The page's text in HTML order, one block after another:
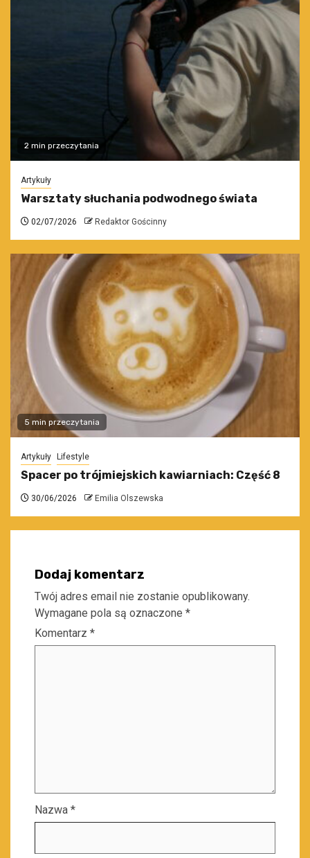
2 min przeczytania
Artykuły
Warsztaty słuchania podwodnego świata
02/07/2026 Redaktor Gościnny
5 min przeczytania
Artykuły Lifestyle
Spacer po trójmiejskich kawiarniach: Część 8
30/06/2026 Emilia Olszewska
Dodaj komentarz
Twój adres email nie zostanie opublikowany.
Wymagane pola są oznaczone *
Komentarz *
Nazwa *